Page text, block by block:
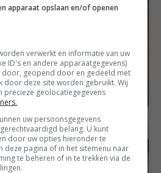
apparaat opslaan en/of openen
verwerkt en informatie van uw
ID's en andere apparaatgegevens)
door, geopend door en gedeeld met
door deze site worden gebruikt. Wij
precieze geolocatiegegevens
uw persoonsgegevens
belang. U kunt
door uw opties hieronder te
deze pagina of in het sitemenu naar
te beheren of in te trekken via de